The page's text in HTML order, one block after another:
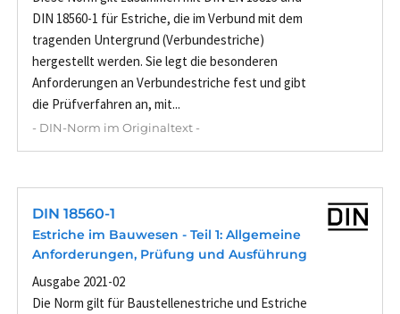
DIN 18560-1 für Estriche, die im Verbund mit dem
tragenden Untergrund (Verbundestriche)
hergestellt werden. Sie legt die besonderen
Anforderungen an Verbundestriche fest und gibt
die Prüfverfahren an, mit...
- DIN-Norm im Originaltext -
DIN 18560-1
Estriche im Bauwesen - Teil 1: Allgemeine
Anforderungen, Prüfung und Ausführung
Ausgabe 2021-02
Die Norm gilt für Baustellenestriche und Estriche